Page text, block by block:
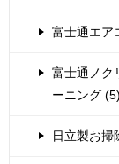
富士通エア
富士通ノク
ーニング (5)
日立製お掃